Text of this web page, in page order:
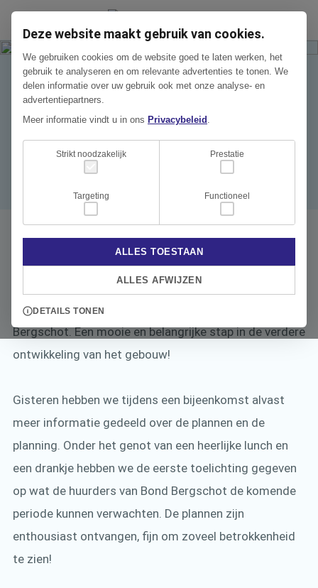
NIEUWSBERICHT | 13 FEBRUARI 2026
Coming soon: bouw atrium
Bond Bergschot
We gaan op zeer korte termijn starten met de eerste
werkzaamheden voor de bouw van het atrium bij onze
opdrachtgever Bond Concepts voor locatie Bond
Bergschot. Een mooie en belangrijke stap in de verdere
ontwikkeling van het gebouw!
Gisteren hebben we tijdens een bijeenkomst alvast
meer informatie gedeeld over de plannen en de
planning. Onder het genot van een heerlijke lunch en
een drankje hebben we de eerste toelichting gegeven
op wat de huurders van Bond Bergschot de komende
periode kunnen verwachten. De plannen zijn
enthousiast ontvangen, fijn om zoveel betrokkenheid
te zien!
Deze website maakt gebruik van cookies.
We gebruiken cookies om de website goed te laten werken, het
gebruik te analyseren en om relevante advertenties te tonen. We
delen informatie over uw gebruik ook met onze analyse- en
advertentiepartners.
Meer informatie vindt u in ons Privacybeleid .
Strikt noodzakelijk Prestatie
Targeting Functioneel
ALLES TOESTAAN
ALLES AFWIJZEN
DETAILS TONEN